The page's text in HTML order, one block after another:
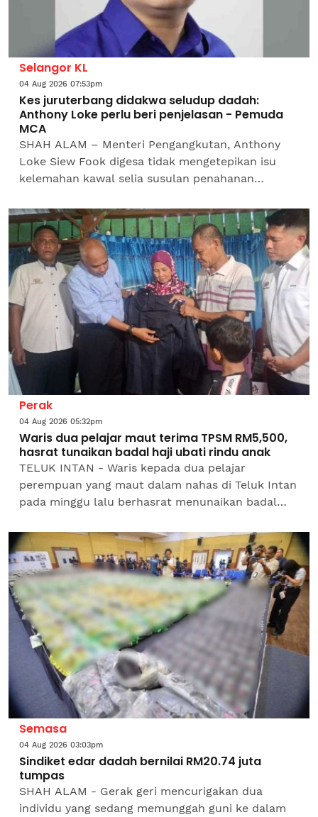
Selangor KL
04 Aug 2026 07:53pm
Kes juruterbang didakwa seludup dadah:
Anthony Loke perlu beri penjelasan - Pemuda
MCA
SHAH ALAM – Menteri Pengangkutan, Anthony
Loke Siew Fook digesa tidak mengetepikan isu
kelemahan kawal selia susulan penahanan
didakwa cuba menyeludup...
Perak
04 Aug 2026 05:32pm
Waris dua pelajar maut terima TPSM RM5,500,
hasrat tunaikan badal haji ubati rindu anak
TELUK INTAN - Waris kepada dua pelajar
perempuan yang maut dalam nahas di Teluk Intan
pada minggu lalu berhasrat menunaikan badal
Pelajar Sekolah Malaysia...
Semasa
04 Aug 2026 03:03pm
Sindiket edar dadah bernilai RM20.74 juta
tumpas
SHAH ALAM - Gerak geri mencurigakan dua
individu yang sedang memunggah guni ke dalam